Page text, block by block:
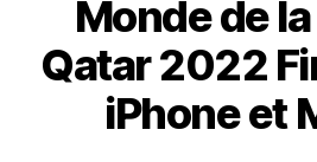
o
r
Monde de la
Qatar 2022
iPhone et